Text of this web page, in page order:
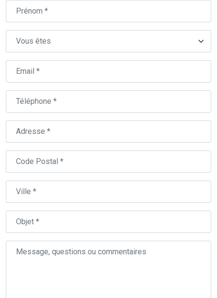
Prénom
Type
Email
Téléphone
Adresse
Code
Ville
Objet
Message,
questions